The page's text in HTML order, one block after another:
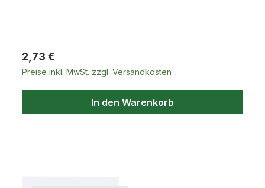
Regulärer Preis:
2,73 €
Preise inkl. MwSt. zzgl. Versandkosten
In den Warenkorb